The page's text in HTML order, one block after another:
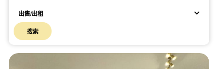
出售/出租
搜索